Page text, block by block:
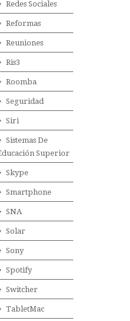
Redes Sociales
Reformas
Reuniones
Ris3
Roomba
Seguridad
Siri
Sistemas De
Superior
Skype
Smartphone
SNA
Solar
Sony
Spotify
Switcher
TabletMac